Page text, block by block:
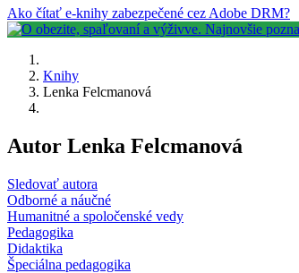
Ako čítať e-knihy zabezpečené cez Adobe DRM?
Knihy
Lenka Felcmanová
Autor Lenka Felcmanová
Sledovať autora
Odborné a náučné
Humanitné a spoločenské vedy
Pedagogika
Didaktika
Špeciálna pedagogika